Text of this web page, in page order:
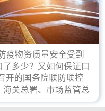
疫物资质量安全受到
多少？又如何保证口
开的国务院联防联控
关总署、市场监管总